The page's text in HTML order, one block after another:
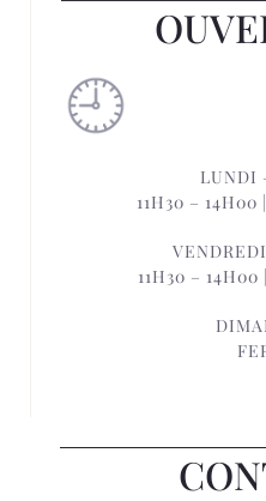
LUNDI
11H30 –
11H30 –